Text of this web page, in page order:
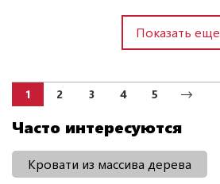
Показать еще
1 2 3 4 5
Часто интересуются
Кровати из массива дерева